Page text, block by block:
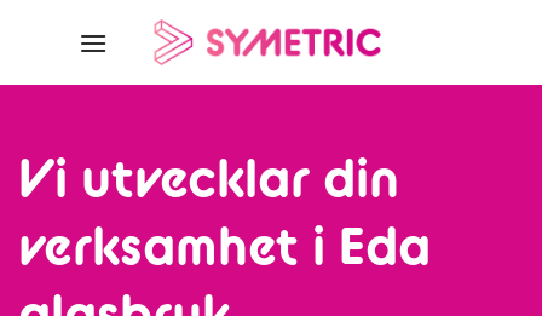
Vi utvecklar din
verksamhet i Eda